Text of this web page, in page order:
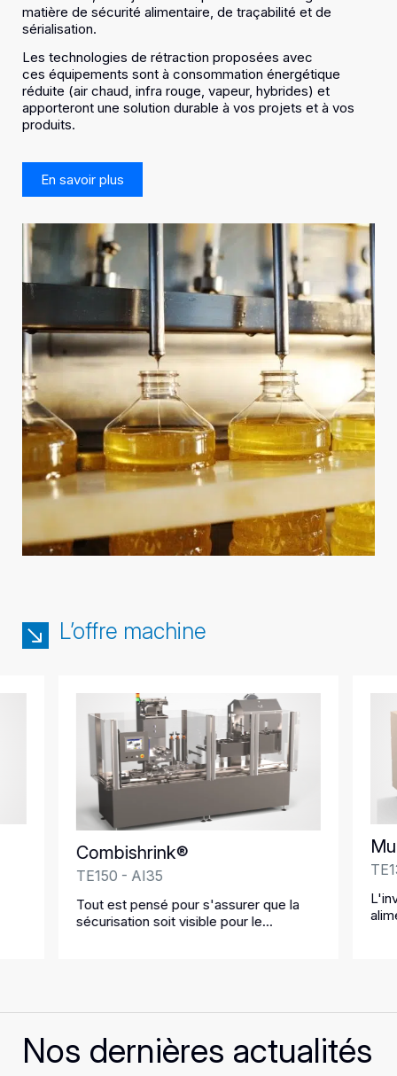
matière de sécurité alimentaire, de traçabilité et de
sérialisation.
Les technologies de rétraction proposées avec
ces équipements sont à consommation énergétique
réduite (air chaud, infra rouge, vapeur, hybrides) et
apporteront une solution durable à vos projets et à vos
produits.
En savoir plus
L’offre machine
Combishrink®
TE150 - AI35
Tout est pensé pour s'assurer que la
sécurisation soit visible pour le
Nos dernières actualités